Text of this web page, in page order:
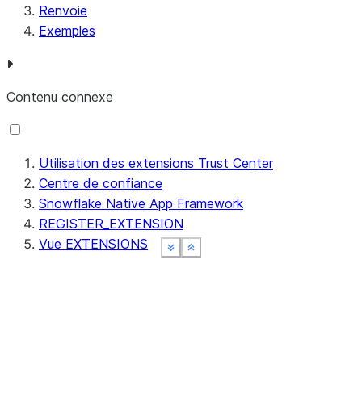
Show less
See moreShow less
See moreShow less
See moreShow less
See more
Renvoie
Exemples
Contenu connexe
Utilisation des extensions Trust Center
Centre de confiance
Snowflake Native App Framework
REGISTER_EXTENSION
Vue EXTENSIONS